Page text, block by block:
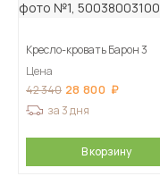
Кресло-кровать Барон 3
Цена
42 340 28 800
за 3 дня
В корзину